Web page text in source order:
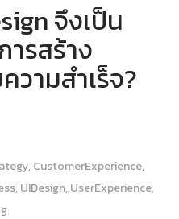
จึงเป็น
รสร้าง
วามสำเร็จ?
, CustomerExperience,
, UIDesign, UserExperience,